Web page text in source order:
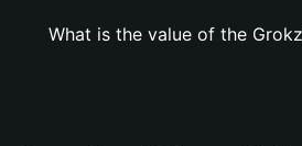
What is the value of the